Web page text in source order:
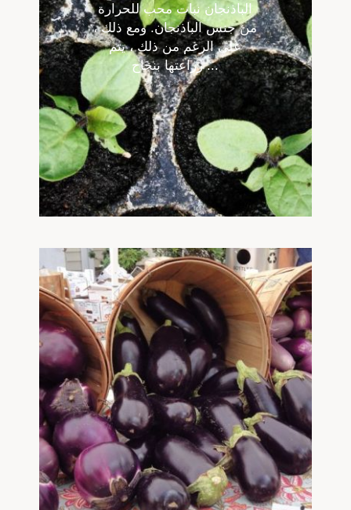
الباذنجان نبات محب للحرارة
من جنس الباذنجان. ومع ذلك ،
على الرغم من ذلك ، يتم
زراعتها بنجاح ...